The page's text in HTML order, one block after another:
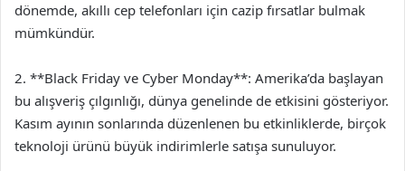
dönemde, akıllı cep telefonları için cazip fırsatlar bulmak
mümkündür.
2. **Black Friday ve Cyber Monday**: Amerika’da başlayan
bu alışveriş çılgınlığı, dünya genelinde de etkisini gösteriyor.
Kasım ayının sonlarında düzenlenen bu etkinliklerde, birçok
teknoloji ürünü büyük indirimlerle satışa sunuluyor.